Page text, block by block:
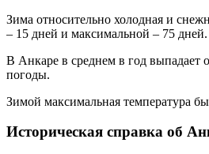
Зима относительно холодная и
– 15 дней и максимальной – 75 дней.
В Анкаре в среднем в год выпадает
погоды.
Зимой максимальная температура
Историческая справка об